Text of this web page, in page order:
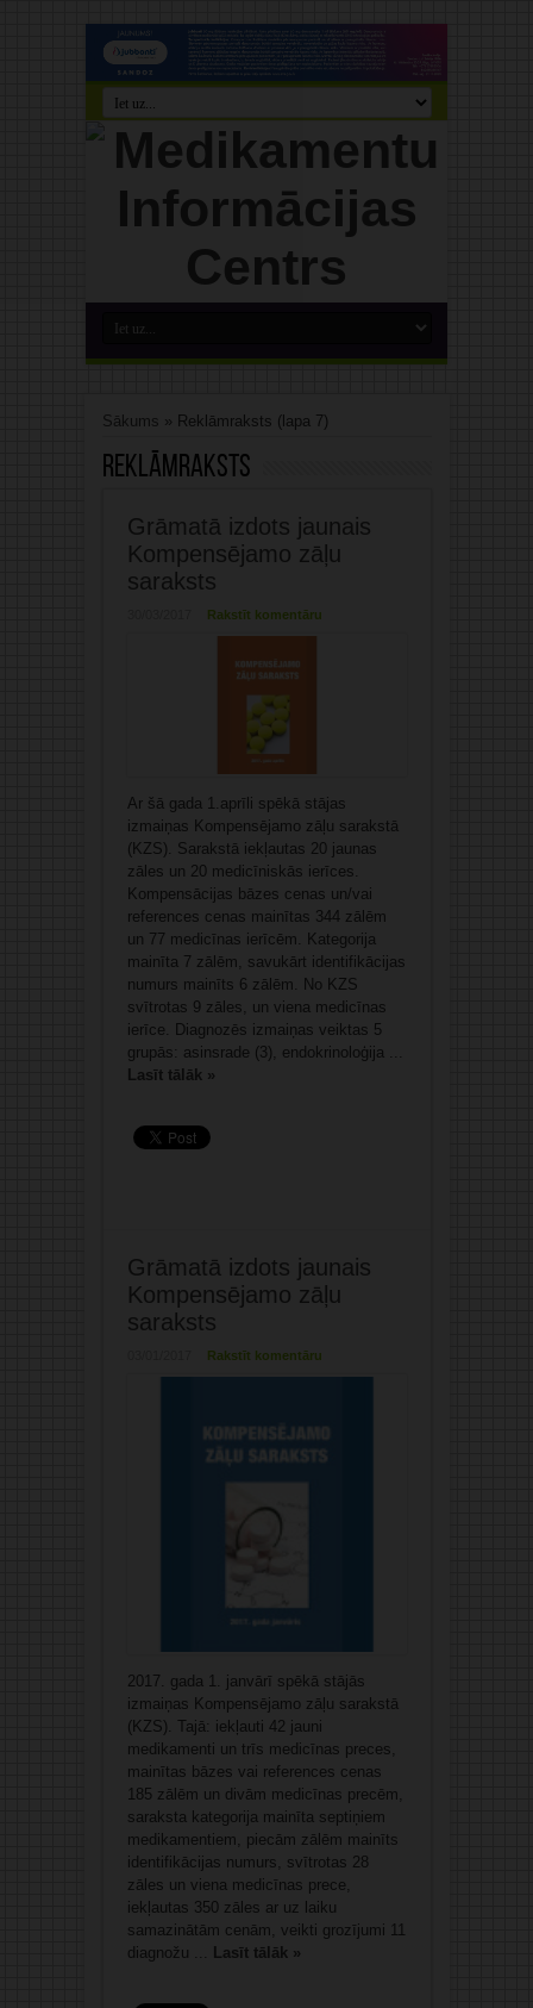
Sākums » Reklāmraksts (lapa 7)
Reklāmraksts
Grāmatā izdots jaunais
Kompensējamo zāļu
saraksts
Rakstīt komentāru
Ar šā gada 1.aprīli spēkā stājas
izmaiņas Kompensējamo zāļu sarakstā
(KZS). Sarakstā iekļautas 20 jaunas
zāles un 20 medicīniskās ierīces.
Kompensācijas bāzes cenas un/vai
references cenas mainītas 344 zālēm
un 77 medicīnas ierīcēm. Kategorija
mainīta 7 zālēm, savukārt identifikācijas
numurs mainīts 6 zālēm. No KZS
svītrotas 9 zāles, un viena medicīnas
ierīce. Diagnozēs izmaiņas veiktas 5
grupās: asinsrade (3), endokrinoloģija ...
Lasīt tālāk »
Grāmatā izdots jaunais
Kompensējamo zāļu
saraksts
Rakstīt komentāru
2017. gada 1. janvārī spēkā stājās
izmaiņas Kompensējamo zāļu sarakstā
(KZS). Tajā: iekļauti 42 jauni
medikamenti un trīs medicīnas preces,
mainītas bāzes vai references cenas
185 zālēm un divām medicīnas precēm,
saraksta kategorija mainīta septiņiem
medikamentiem, piecām zālēm mainīts
identifikācijas numurs, svītrotas 28
zāles un viena medicīnas prece,
iekļautas 350 zāles ar uz laiku
samazinātām cenām, veikti grozījumi 11
diagnožu ... Lasīt tālāk »